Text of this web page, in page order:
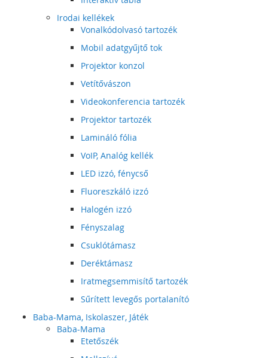
Irodai kellékek
Vonalkódolvasó tartozék
Mobil adatgyűjtő tok
Projektor konzol
Vetítővászon
Videokonferencia tartozék
Projektor tartozék
Lamináló fólia
VoIP, Analóg kellék
LED izzó, fénycső
Fluoreszkáló izzó
Halogén izzó
Fényszalag
Csuklótámasz
Deréktámasz
Iratmegsemmisítő tartozék
Sűrített levegős portalanító
Baba-Mama, Iskolaszer, Játék
Baba-Mama
Etetőszék